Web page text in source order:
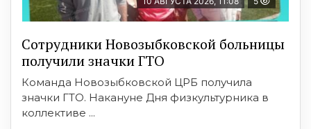
Сотрудники Новозыбковской больницы
получили значки ГТО
Команда Новозыбковской ЦРБ получила
значки ГТО. Накануне Дня физкультурника в
коллективе ...